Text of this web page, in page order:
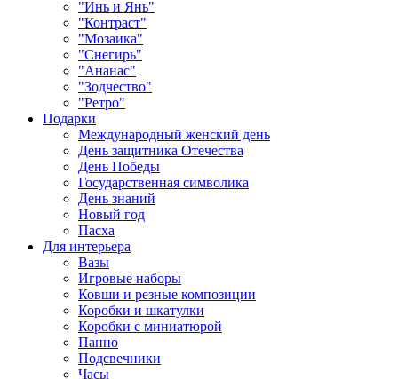
"Инь и Янь"
"Контраст"
"Мозаика"
"Снегирь"
"Ананас"
"Зодчество"
"Ретро"
Подарки
Международный женский день
День защитника Отечества
День Победы
Государственная символика
День знаний
Новый год
Пасха
Для интерьера
Вазы
Игровые наборы
Ковши и резные композиции
Коробки и шкатулки
Коробки с миниатюрой
Панно
Подсвечники
Часы